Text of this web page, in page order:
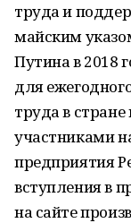
труда и
майским
Путина в 2018
для
труда в стране
участниками
предприятия
вступления в
на сайте